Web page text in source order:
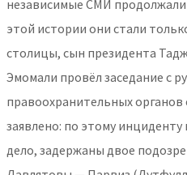
независимые СМИ
этой истории они стали
столицы, сын президента
Эмомали провёл заседание с
правоохранительных
заявлено: по этому
дело, задержаны двое